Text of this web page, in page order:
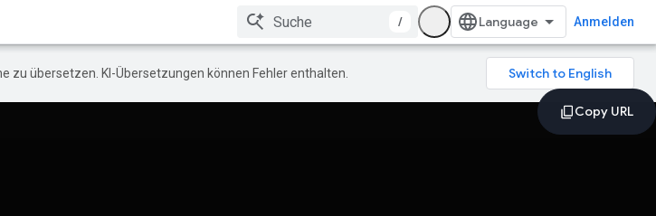
/ Anmelden
zu übersetzen. KI-Übersetzungen können Fehler enthalten.